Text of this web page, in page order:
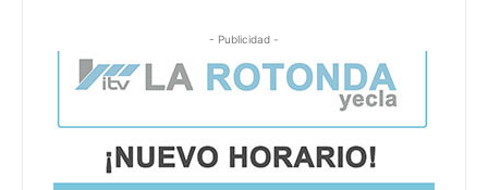
- Publicidad -